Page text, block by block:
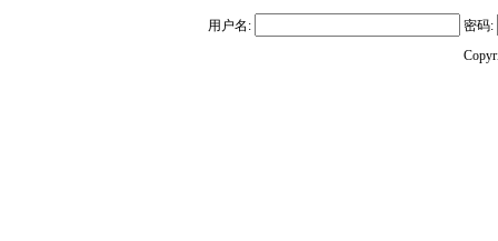
用户名:
密码: